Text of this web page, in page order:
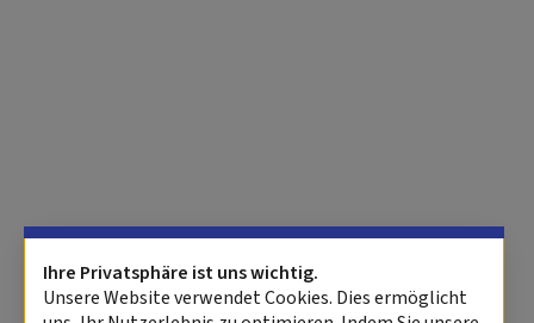
Ihre Privatsphäre ist uns wichtig.
Unsere Website verwendet Cookies. Dies ermöglicht